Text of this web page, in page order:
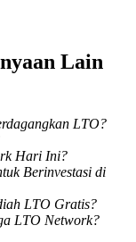
dll.
Lain
LTO?
Hari Ini?
Berinvestasi di
LTO Gratis?
LTO Network?